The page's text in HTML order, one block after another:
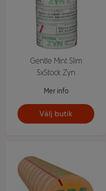
Gentle Mint Slim
5xStock Zyn
Mer info
Välj butik